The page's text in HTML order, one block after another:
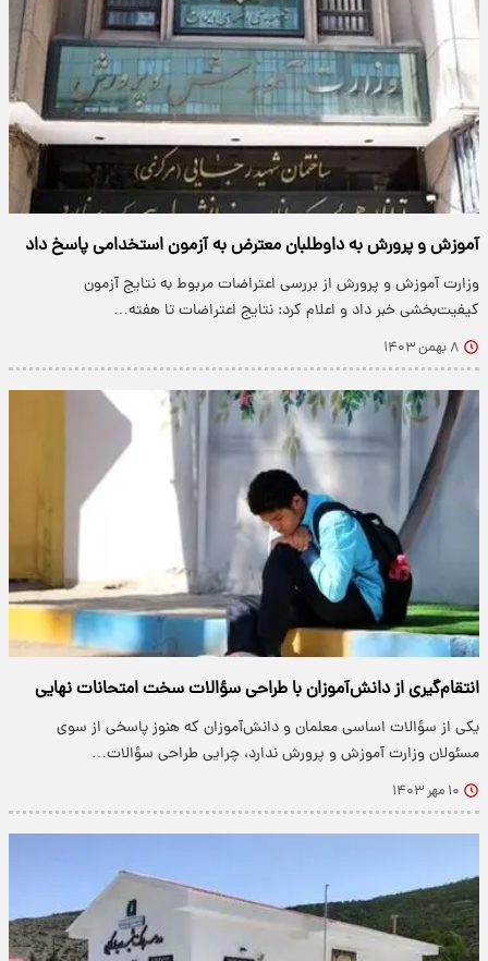
آموزش و پرورش به داوطلبان معترض به آزمون استخدامی پاسخ داد
وزارت آموزش و پرورش از بررسی اعتراضات مربوط به نتایج آزمون
کیفیت‌بخشی خبر داد و اعلام کرد: نتایج اعتراضات تا هفته…
۸ بهمن ۱۴۰۳
انتقام‌گیری از دانش‌آموزان با طراحی سؤالات سخت امتحانات نهایی
یکی از سؤالات اساسی معلمان و دانش‌آموزان که هنوز پاسخی از سوی
مسئولان وزارت آموزش و پرورش ندارد، چرایی طراحی سؤالات…
۱۰ مهر ۱۴۰۳